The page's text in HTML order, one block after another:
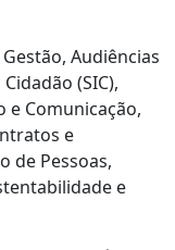
Audiências
(SIC),
e Comunicação,
e
de Pessoas,
e